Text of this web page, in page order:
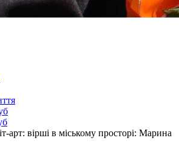
арт: вірші в міському просторі: Марина